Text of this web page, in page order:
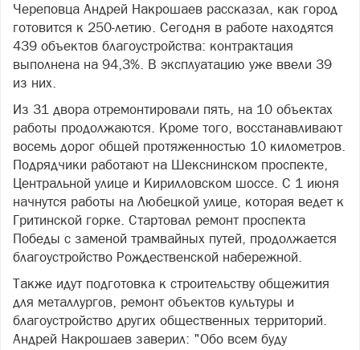
Череповца Андрей Накрошаев рассказал, как город
готовится к 250-летию. Сегодня в работе находятся
439 объектов благоустройства: контрактация
выполнена на 94,3%. В эксплуатацию уже ввели 39
из них.
Из 31 двора отремонтировали пять, на 10 объектах
работы продолжаются. Кроме того, восстанавливают
восемь дорог общей протяженностью 10 километров.
Подрядчики работают на Шекснинском проспекте,
Центральной улице и Кирилловском шоссе. С 1 июня
начнутся работы на Любецкой улице, которая ведет к
Гритинской горке. Стартовал ремонт проспекта
Победы с заменой трамвайных путей, продолжается
благоустройство Рождественской набережной.
Также идут подготовка к строительству общежития
для металлургов, ремонт объектов культуры и
благоустройство других общественных территорий.
Андрей Накрошаев заверил: "Обо всем буду